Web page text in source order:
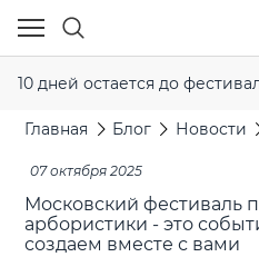
10 дней остается до
Главная Блог Новости
07 октября 2025
Московский фестиваль
арбористики - это
создаем вместе с вами